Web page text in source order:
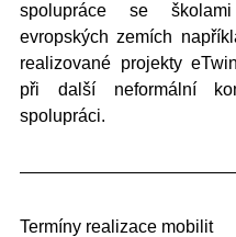
spolupráce se
evropských zemích
realizované projekty
při další neformální
spolupráci.
Termíny